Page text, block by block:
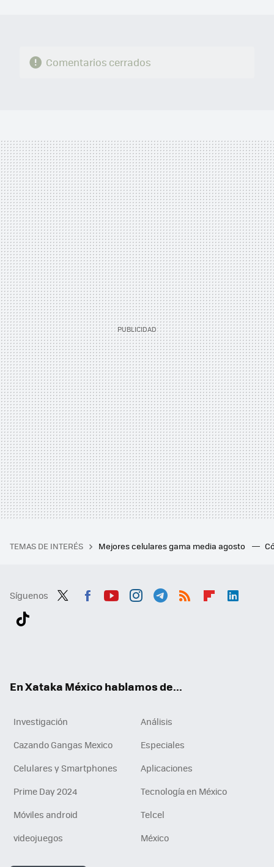
Comentarios cerrados
TEMAS DE INTERÉS Mejores celulares gama media agosto
Síguenos
En Xataka México hablamos de...
Investigación
Análisis
Cazando Gangas Mexico
Especiales
Celulares y Smartphones
Aplicaciones
Prime Day 2024
Tecnología en México
Móviles android
Telcel
videojuegos
México